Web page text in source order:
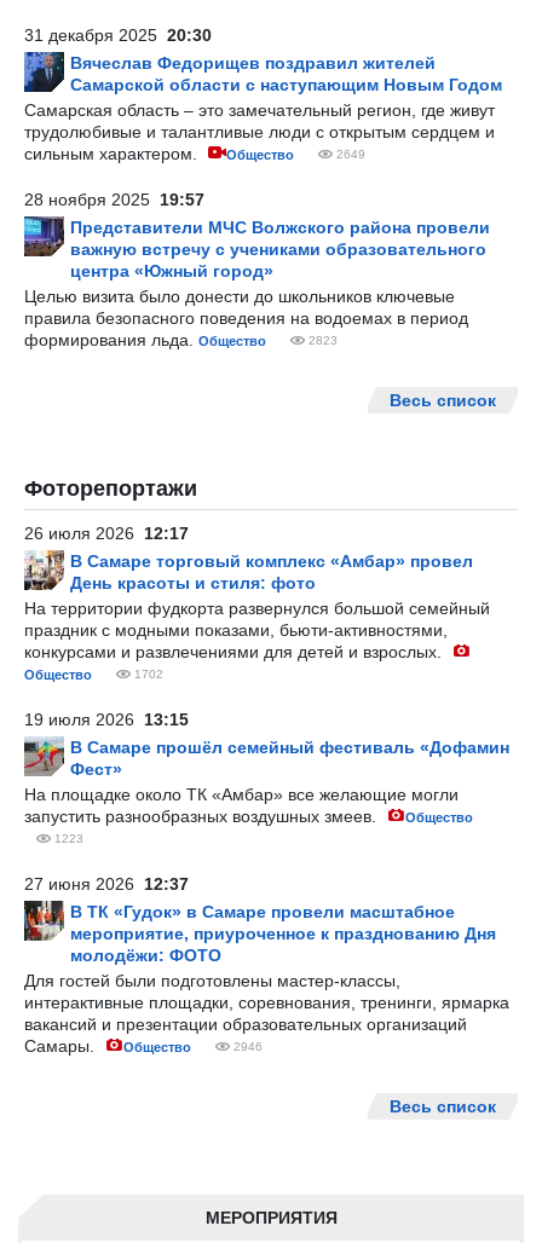
МЕРОПРИЯТИЯ
31 декабря 2025 20:30
Вячеслав Федорищев поздравил жителей
Самарской области с наступающим Новым Годом
Самарская область – это замечательный регион, где живут
трудолюбивые и талантливые люди с открытым сердцем и
сильным характером.
Общество 2649
28 ноября 2025 19:57
Представители МЧС Волжского района провели
важную встречу с учениками образовательного
центра «Южный город»
Целью визита было донести до школьников ключевые
правила безопасного поведения на водоемах в период
формирования льда.
Общество 2823
Весь список
Фоторепортажи
26 июля 2026 12:17
В Самаре торговый комплекс «Амбар» провел
День красоты и стиля: фото
На территории фудкорта развернулся большой семейный
праздник с модными показами, бьюти-активностями,
конкурсами и развлечениями для детей и взрослых.
Общество 1702
19 июля 2026 13:15
В Самаре прошёл семейный фестиваль «Дофамин
Фест»
На площадке около ТК «Амбар» все желающие могли
запустить разнообразных воздушных змеев.
Общество
1223
27 июня 2026 12:37
В ТК «Гудок» в Самаре провели масштабное
мероприятие, приуроченное к празднованию Дня
молодёжи: ФОТО
Для гостей были подготовлены мастер-классы,
интерактивные площадки, соревнования, тренинги, ярмарка
вакансий и презентации образовательных организаций
Самары.
Общество 2946
Весь список